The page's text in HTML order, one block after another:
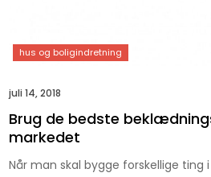
juli 14, 2018
Brug de bedste
markedet
Når man skal bygge forskellige